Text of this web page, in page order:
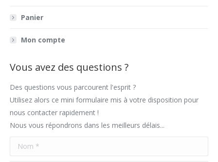
Panier
Mon compte
Vous avez des questions ?
Des questions vous parcourent l'esprit ?
Utilisez alors ce mini formulaire mis à votre disposition pour
nous contacter rapidement !
Nous vous répondrons dans les meilleurs délais...
Nom *